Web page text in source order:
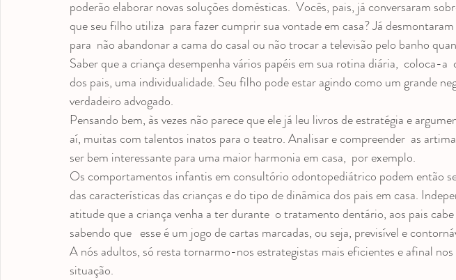
poderão elaborar novas soluções domésticas.  Vocês, pais, já conversaram
que seu filho utiliza  para fazer cumprir sua vontade em casa? Já
para  não abandonar a cama do casal ou não trocar a televisão pelo banho
Saber que a criança desempenha vários papéis em sua rotina diária,  coloca-a
dos pais, uma individualidade. Seu filho pode estar agindo como um grande
verdadeiro advogado.
Pensando bem, às vezes não parece que ele já leu livros de estratégia e
aí, muitas com talentos inatos para o teatro. Analisar e compreender  as
ser bem interessante para uma maior harmonia em casa,  por exemplo.
Os comportamentos infantis em consultório odontopediátrico podem então
das características das crianças e do tipo de dinâmica dos pais em casa.
atitude que a criança venha a ter durante  o tratamento dentário, aos pais
sabendo que   esse é um jogo de cartas marcadas, ou seja, previsível e
A nós adultos, só resta tornarmo-nos estrategistas mais eficientes e afinal
situação.